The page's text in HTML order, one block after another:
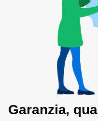
Garanzia,